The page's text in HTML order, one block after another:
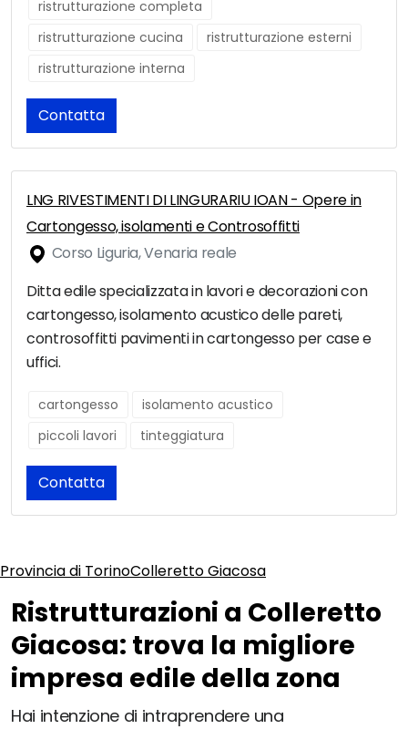
ristrutturazione completa
ristrutturazione cucina
ristrutturazione esterni
ristrutturazione interna
Contatta
LNG RIVESTIMENTI DI LINGURARIU IOAN - Opere in
Cartongesso, isolamenti e Controsoffitti
Corso Liguria, Venaria reale
Ditta edile specializzata in lavori e decorazioni con
cartongesso, isolamento acustico delle pareti,
controsoffitti pavimenti in cartongesso per case e
uffici.
cartongesso
isolamento acustico
piccoli lavori
tinteggiatura
Contatta
Provincia di TorinoColleretto Giacosa
Ristrutturazioni a Colleretto
Giacosa: trova la migliore
impresa edile della zona
Hai intenzione di intraprendere una